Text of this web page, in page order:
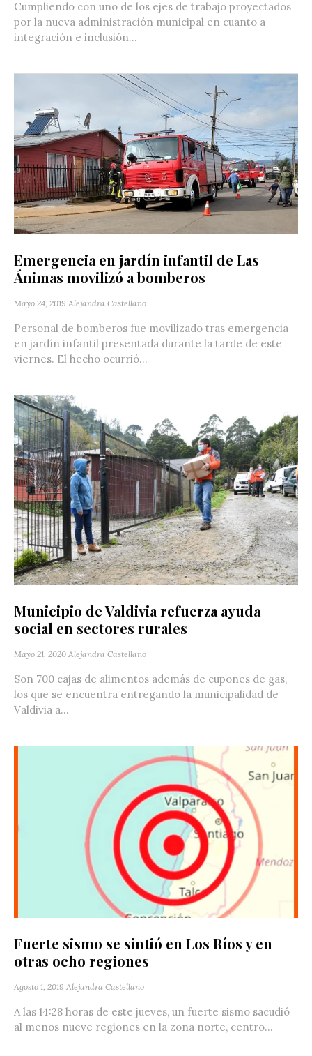
Cumpliendo con uno de los ejes de trabajo proyectados
por la nueva administración municipal en cuanto a
integración e inclusión...
Emergencia en jardín infantil de Las
Ánimas movilizó a bomberos
Mayo 24, 2019 Alejandra Castellano
Personal de bomberos fue movilizado tras emergencia
en jardín infantil presentada durante la tarde de este
viernes. El hecho ocurrió...
Municipio de Valdivia refuerza ayuda
social en sectores rurales
Mayo 21, 2020 Alejandra Castellano
Son 700 cajas de alimentos además de cupones de gas,
los que se encuentra entregando la municipalidad de
Valdivia a...
Fuerte sismo se sintió en Los Ríos y en
otras ocho regiones
Agosto 1, 2019 Alejandra Castellano
A las 14:28 horas de este jueves, un fuerte sismo sacudió
al menos nueve regiones en la zona norte, centro...